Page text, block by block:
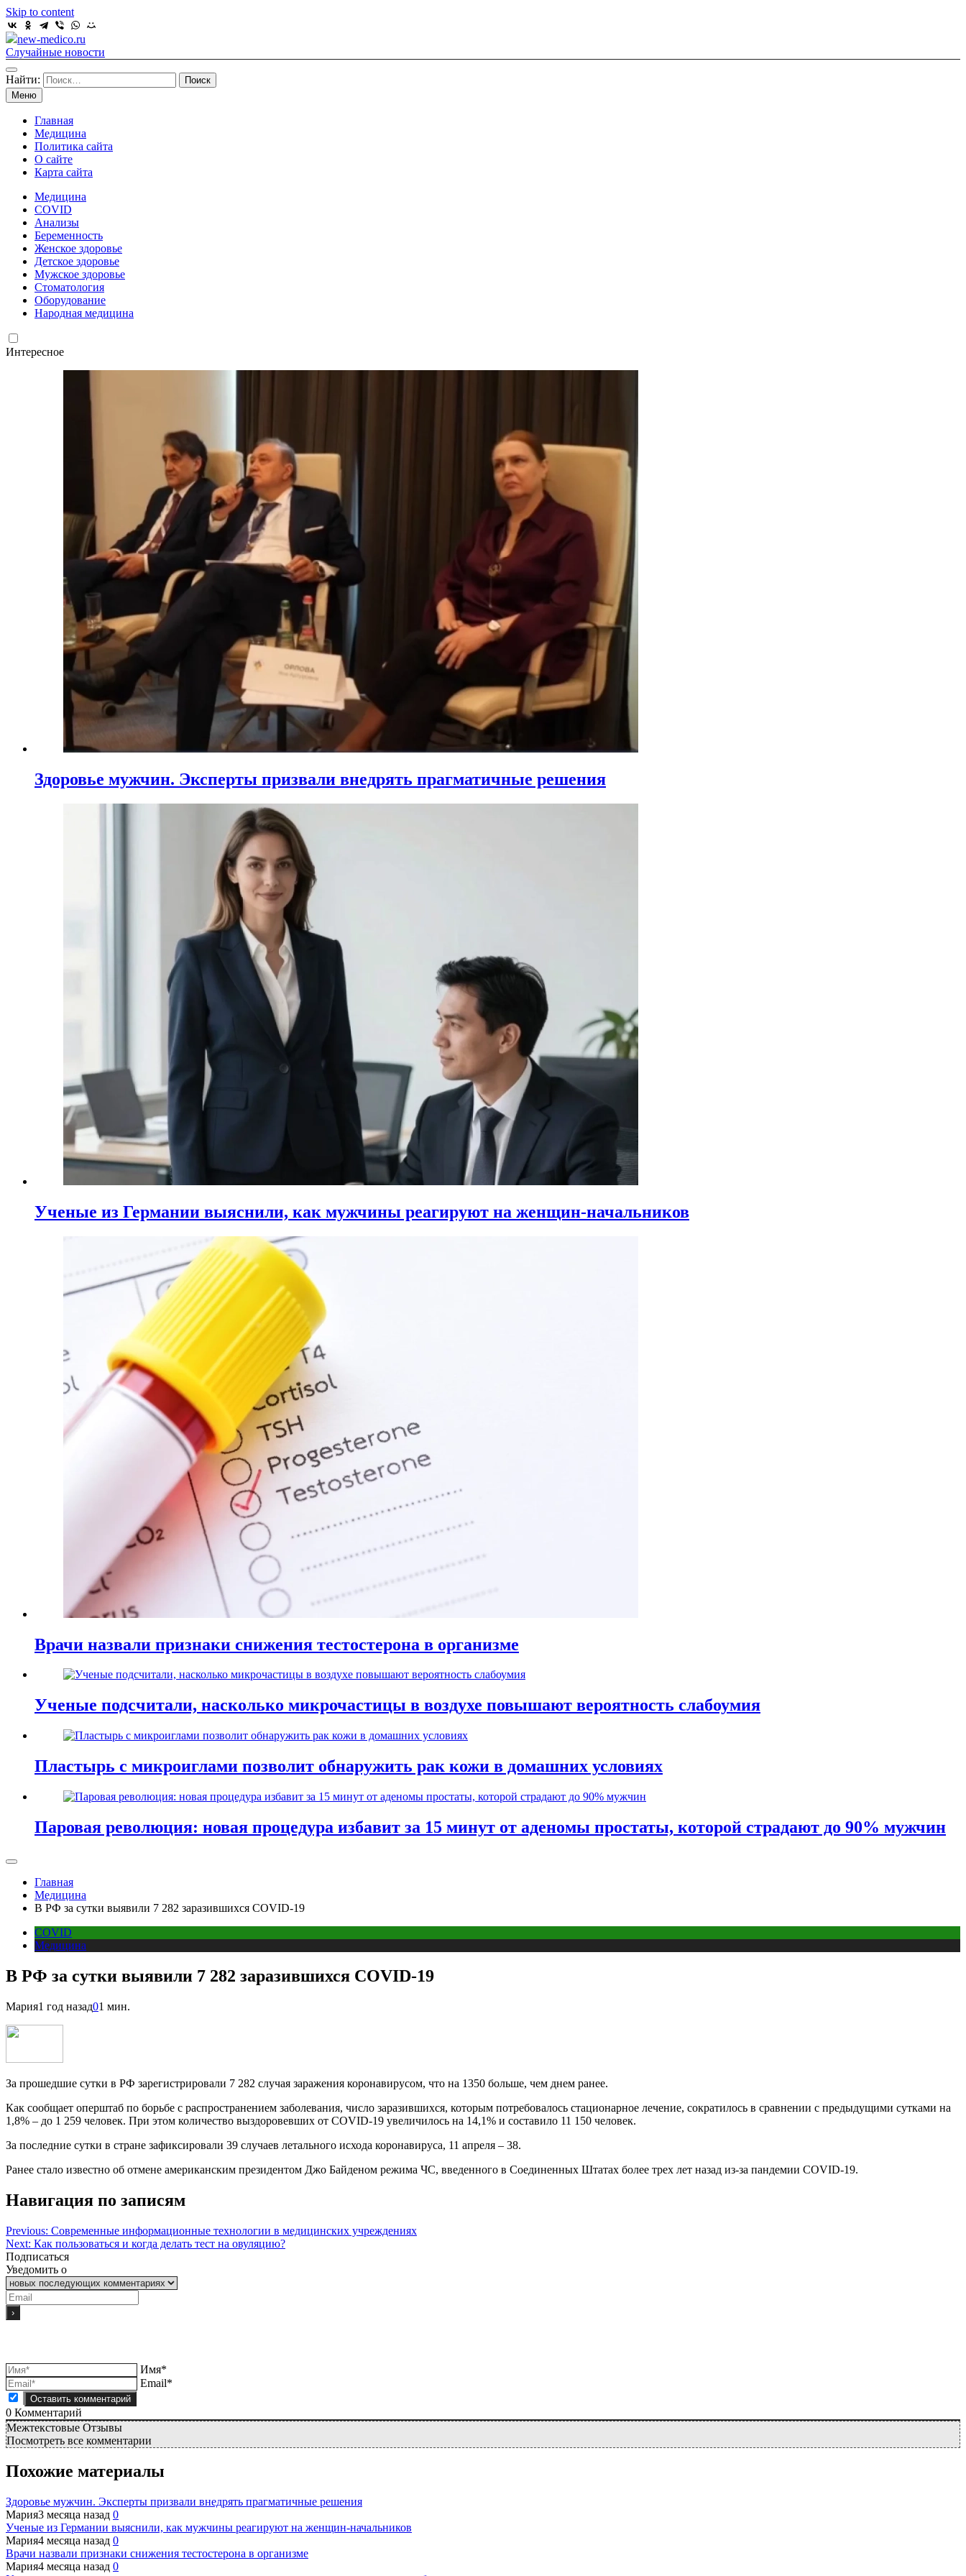
Skip to content
new-medico.ru
Случайные новости
Найти:
Меню
Главная
Медицина
Политика сайта
О сайте
Карта сайта
Медицина
COVID
Анализы
Беременность
Женское здоровье
Детское здоровье
Мужское здоровье
Стоматология
Оборудование
Народная медицина
Интересное
Здоровье мужчин. Эксперты призвали внедрять прагматичные решения
Ученые из Германии выяснили, как мужчины реагируют на женщин-начальников
Врачи назвали признаки снижения тестостерона в организме
Ученые подсчитали, насколько микрочастицы в воздухе повышают вероятность слабоумия
Пластырь с микроиглами позволит обнаружить рак кожи в домашних условиях
Паровая революция: новая процедура избавит за 15 минут от аденомы простаты, которой страдают до 90% мужчин
Главная
Медицина
В РФ за сутки выявили 7 282 заразившихся COVID-19
COVID
Медицина
В РФ за сутки выявили 7 282 заразившихся COVID-19
Мария1 год назад01 мин.
За прошедшие сутки в РФ зарегистрировали 7 282 случая заражения коронавирусом, что на 1350 больше, чем днем ранее.
Как сообщает оперштаб по борьбе с распространением заболевания, число заразившихся, которым потребовалось стационарное лечение, сократилось в сравнении с предыдущими сутками на
1,8% – до 1 259 человек. При этом количество выздоровевших от COVID-19 увеличилось на 14,1% и составило 11 150 человек.
За последние сутки в стране зафиксировали 39 случаев летального исхода коронавируса, 11 апреля – 38.
Ранее стало известно об отмене американским президентом Джо Байденом режима ЧС, введенного в Соединенных Штатах более трех лет назад из-за пандемии COVID-19.
Навигация по записям
Previous: Современные информационные технологии в медицинских учреждениях
Next: Как пользоваться и когда делать тест на овуляцию?
Подписаться
Уведомить о
Имя*
Email*
0 Комментарий
Межтекстовые Отзывы
Посмотреть все комментарии
Похожие материалы
Здоровье мужчин. Эксперты призвали внедрять прагматичные решения
Мария3 месяца назад 0
Ученые из Германии выяснили, как мужчины реагируют на женщин-начальников
Мария4 месяца назад 0
Врачи назвали признаки снижения тестостерона в организме
Мария4 месяца назад 0